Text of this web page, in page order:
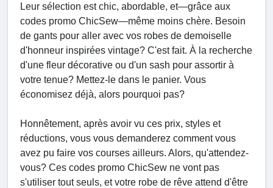
Leur sélection est chic, abordable, et—grâce aux
codes promo ChicSew—même moins chère. Besoin
de gants pour aller avec vos robes de demoiselle
d'honneur inspirées vintage? C'est fait. À la recherche
d'une fleur décorative ou d'un sash pour assortir à
votre tenue? Mettez-le dans le panier. Vous
économisez déjà, alors pourquoi pas?
Honnêtement, après avoir vu ces prix, styles et
réductions, vous vous demanderez comment vous
avez pu faire vos courses ailleurs. Alors, qu'attendez-
vous? Ces codes promo ChicSew ne vont pas
s'utiliser tout seuls, et votre robe de rêve attend d'être